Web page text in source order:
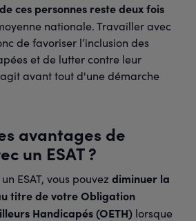
ces personnes reste deux fois
nationale. Travailler avec
de favoriser l’inclusion des
et de lutter contre leur
avant tout d'une démarche
avantages de
un ESAT ?
ESAT, vous pouvez diminuer la
titre de votre Obligation
Handicapés (OETH) lorsque